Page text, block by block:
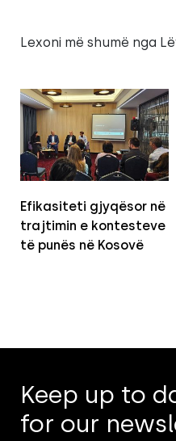
Lexoni më shumë nga
Efikasiteti gjyqësor në
trajtimin e kontesteve
të punës në Kosovë
Keep up to
for our